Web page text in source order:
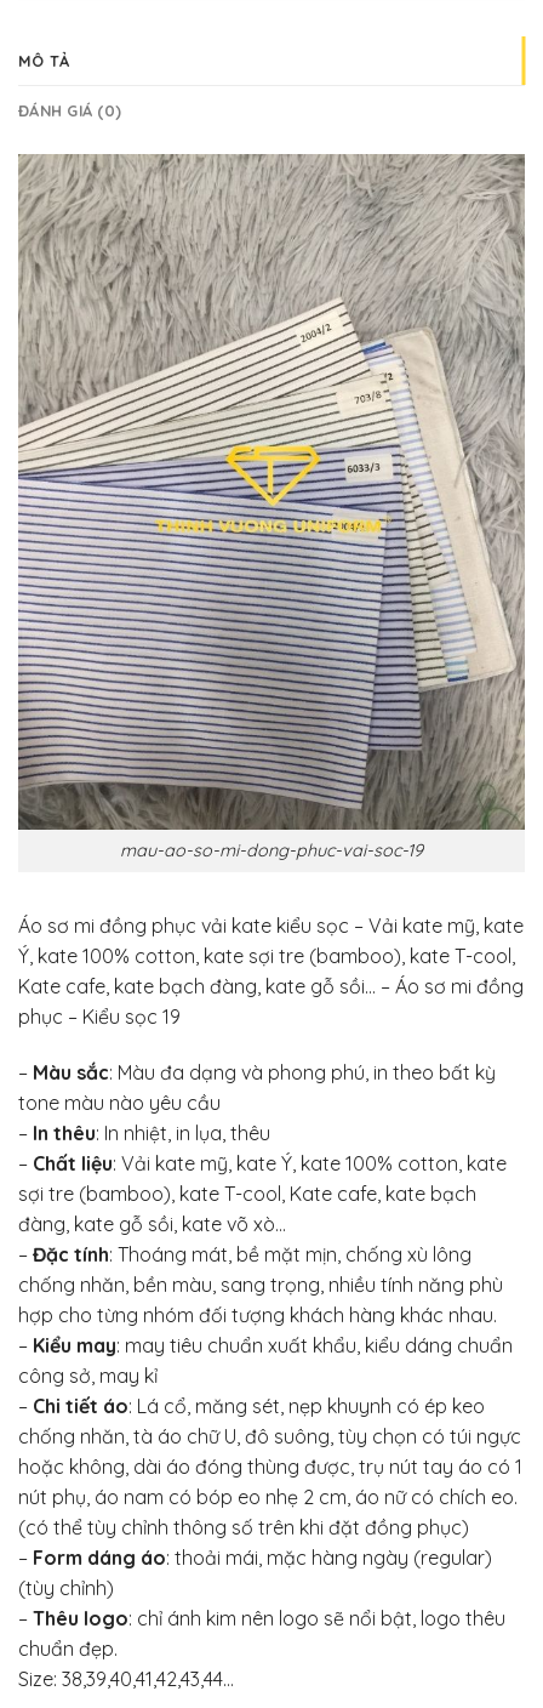
MÔ TẢ
ĐÁNH GIÁ (0)
mau-ao-so-mi-dong-phuc-vai-soc-19
Áo sơ mi đồng phục vải kate kiểu sọc – Vải kate mỹ, kate
Ý, kate 100% cotton, kate sợi tre (bamboo), kate T-cool,
Kate cafe, kate bạch đàng, kate gỗ sồi… – Áo sơ mi đồng
phục – Kiểu sọc 19
– Màu sắc: Màu đa dạng và phong phú, in theo bất kỳ
tone màu nào yêu cầu
– In thêu: In nhiệt, in lụa, thêu
– Chất liệu: Vải kate mỹ, kate Ý, kate 100% cotton, kate
sợi tre (bamboo), kate T-cool, Kate cafe, kate bạch
đàng, kate gỗ sồi, kate võ xò…
– Đặc tính: Thoáng mát, bề mặt mịn, chống xù lông
chống nhăn, bền màu, sang trọng, nhiều tính năng phù
hợp cho từng nhóm đối tượng khách hàng khác nhau.
– Kiểu may: may tiêu chuẩn xuất khẩu, kiểu dáng chuẩn
công sở, may kỉ
– Chi tiết áo: Lá cổ, măng sét, nẹp khuynh có ép keo
chống nhăn, tà áo chữ U, đô suông, tùy chọn có túi ngực
hoặc không, dài áo đóng thùng được, trụ nút tay áo có 1
nút phụ, áo nam có bóp eo nhẹ 2 cm, áo nữ có chích eo.
(có thể tùy chỉnh thông số trên khi đặt đồng phục)
– Form dáng áo: thoải mái, mặc hàng ngày (regular)
(tùy chỉnh)
– Thêu logo: chỉ ánh kim nên logo sẽ nổi bật, logo thêu
chuẩn đẹp.
Size: 38,39,40,41,42,43,44…